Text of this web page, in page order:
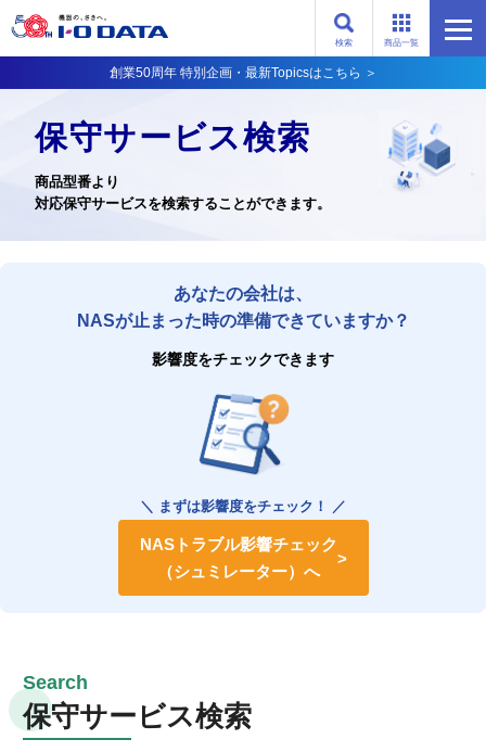
商品一覧
検索
創業50周年 特別企画・最新Topicsはこちら ＞
保守サービス検索
商品型番より
対応保守サービスを検索することができます。
あなたの会社は、
NASが止まった時の準備できていますか？
影響度をチェックできます
＼ まずは影響度をチェック！ ／
NASトラブル影響チェック
（シュミレーター）へ
保守サービス検索